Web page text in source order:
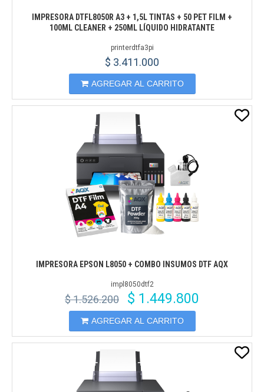
IMPRESORA DTFL8050R A3 + 1,5L TINTAS + 50 PET FILM +
100ML CLEANER + 250ML LÍQUIDO HIDRATANTE
printerdtfa3pi
$ 3.411.000
AGREGAR AL CARRITO
IMPRESORA EPSON L8050 + COMBO INSUMOS DTF AQX
impl8050dtf2
$ 1.526.200 $ 1.449.800
AGREGAR AL CARRITO